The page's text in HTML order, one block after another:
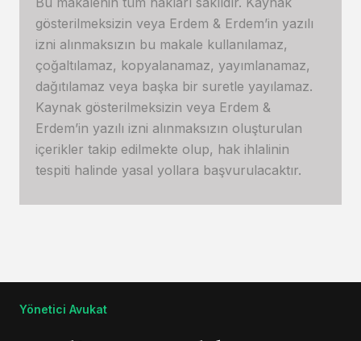
gösterilmeksizin veya Erdem & Erdem’in yazılı
izni alınmaksızın bu makale kullanılamaz,
çoğaltılamaz, kopyalanamaz, yayımlanamaz,
dağıtılamaz veya başka bir suretle yayılamaz.
Kaynak gösterilmeksizin veya Erdem &
Erdem’in yazılı izni alınmaksızın oluşturulan
içerikler takip edilmekte olup, hak ihlalinin
tespiti halinde yasal yollara başvurulacaktır.
Yönetici Avukat